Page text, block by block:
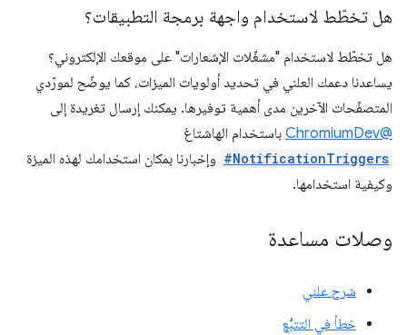
هل تخطّط لاستخدام واجهة برمجة التطبيقات؟
هل تخطّط لاستخدام "مشغّلات الإشعارات" على موقعك الإلكتروني؟
يساعدنا دعمك العلني في تحديد أولويات الميزات، كما يوضّح لمورّدي
المتصفّحات الآخرين مدى أهمية توفيرها. يمكنك إرسال تغريدة إلى
@ChromiumDev
باستخدام الهاشتاغ
#NotificationTriggers وإخبارنا بمكان استخدامك لهذه الميزة
وكيفية استخدامها.
وصلات مساعدة
شرح علني
خطأ في التتبُّع